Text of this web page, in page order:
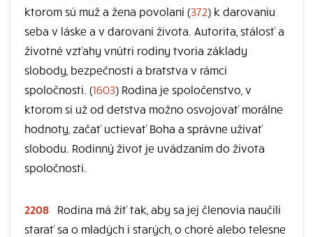
ktorom sú muž a žena povolaní (372) k darovaniu
seba v láske a v darovaní života. Autorita, stálosť a
životné vzťahy vnútri rodiny tvoria základy
slobody, bezpečnosti a bratstva v rámci
spoločnosti. (1603) Rodina je spoločenstvo, v
ktorom si už od detstva možno osvojovať morálne
hodnoty, začať uctievať Boha a správne užívať
slobodu. Rodinný život je uvádzaním do života
spoločnosti.
2208
Rodina má žiť tak, aby sa jej členovia naučili
starať sa o mladých i starých, o choré alebo telesne